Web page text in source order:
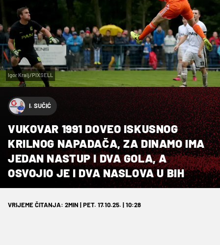
Igor Kralj/PIXSELL
I. SUČIĆ
VUKOVAR 1991 DOVEO ISKUSNOG
KRILNOG NAPADAČA, ZA DINAMO IMA
JEDAN NASTUP I DVA GOLA, A
OSVOJIO JE I DVA NASLOVA U BIH
VRIJEME ČITANJA: 2MIN | PET. 17.10.25. | 10:28